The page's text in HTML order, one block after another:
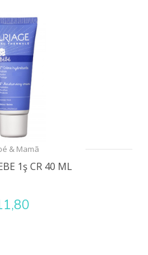
& Mamã
1ş CR 40 ML